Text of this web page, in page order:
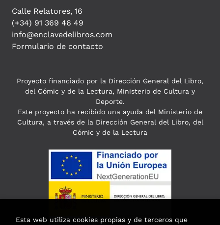
Calle Relatores, 16
(+34) 91 369 46 49
info@enclavedelibros.com
Formulario de contacto
Proyecto financiado por la Dirección General del Libro,
del Cómic y de la Lectura, Ministerio de Cultura y
Deporte.
Este proyecto ha recibido una ayuda del Ministerio de
Cultura, a través de la Dirección General del Libro, del
Cómic y de la Lectura
Esta web utiliza cookies propias y de terceros que